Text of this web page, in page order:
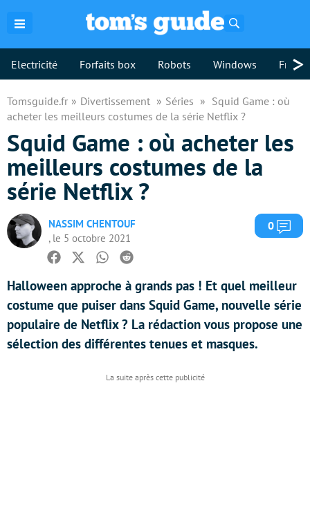
Electricité Forfaits box Robots Windows >
Tomsguide.fr Divertissement Séries
Squid Game : où
acheter les meilleurs costumes de la série Netflix ?
Squid Game : où acheter les
meilleurs costumes de la
série Netflix ?
NASSIM CHENTOUF
, le 5 octobre 2021
0
Facebook
TwitterWhatsapp
Reddit
Halloween approche à grands pas ! Et quel meilleur
costume que puiser dans Squid Game, nouvelle série
populaire de Netflix ? La rédaction vous propose une
sélection des différentes tenues et masques.